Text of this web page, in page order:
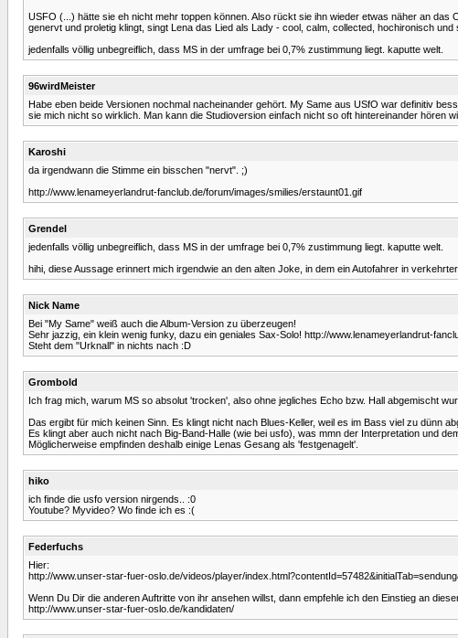
USFO (...) hätte sie eh nicht mehr toppen können. Also rückt sie ihn wieder etwas näher an
genervt und proletig klingt, singt Lena das Lied als Lady - cool, calm, collected, hochironisch und
jedenfalls völlig unbegreiflich, dass MS in der umfrage bei 0,7% zustimmung liegt. kaputte welt.
96wirdMeister
Habe eben beide Versionen nochmal nacheinander gehört. My Same aus USfO war definitiv
sie mich nicht so wirklich. Man kann die Studioversion einfach nicht so oft hintereinander hören
Karoshi
da irgendwann die Stimme ein bisschen "nervt". ;)
http://www.lenameyerlandrut-fanclub.de/forum/images/smilies/erstaunt01.gif
Grendel
jedenfalls völlig unbegreiflich, dass MS in der umfrage bei 0,7% zustimmung liegt. kaputte welt.
hihi, diese Aussage erinnert mich irgendwie an den alten Joke, in dem ein Autofahrer in
Nick Name
Bei "My Same" weiß auch die Album-Version zu überzeugen!
Sehr jazzig, ein klein wenig funky, dazu ein geniales Sax-Solo! http://www.lenameyerlandrut-
Steht dem "Urknall" in nichts nach :D
Grombold
Ich frag mich, warum MS so absolut 'trocken', also ohne jegliches Echo bzw. Hall abgemischt
Das ergibt für mich keinen Sinn. Es klingt nicht nach Blues-Keller, weil es im Bass viel zu dünn
Es klingt aber auch nicht nach Big-Band-Halle (wie bei usfo), was mmn der Interpretation und
Möglicherweise empfinden deshalb einige Lenas Gesang als 'festgenagelt'.
hiko
ich finde die usfo version nirgends.. :0
Youtube? Myvideo? Wo finde ich es :(
Federfuchs
Hier:
http://www.unser-star-fuer-oslo.de/videos/player/
Wenn Du Dir die anderen Auftritte von ihr ansehen willst, dann empfehle ich den Einstieg an
http://www.unser-star-fuer-oslo.de/kandidaten/